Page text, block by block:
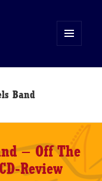
WIDGETS
Band
– Off The
Review